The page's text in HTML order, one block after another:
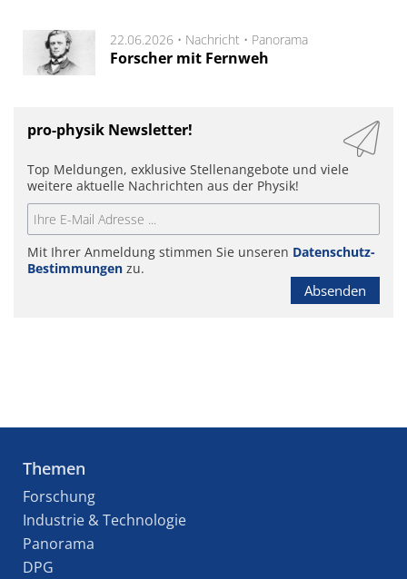
22.06.2026 • Nachricht • Panorama
Forscher mit Fernweh
pro-physik Newsletter!
Top Meldungen, exklusive Stellenangebote und viele
weitere aktuelle Nachrichten aus der Physik!
Mit Ihrer Anmeldung stimmen Sie unseren Datenschutz-
Bestimmungen zu.
Absenden
Themen
Forschung
Industrie & Technologie
Panorama
DPG